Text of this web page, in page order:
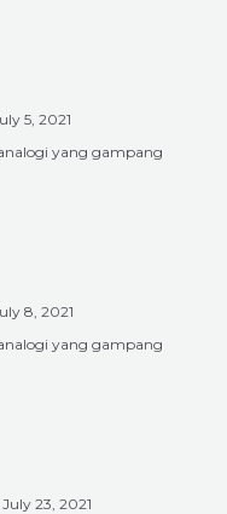
5, 2021
yang gampang
8, 2021
yang gampang
July 23, 2021